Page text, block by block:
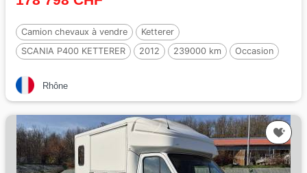
Camion chevaux à vendre
Ketterer
SCANIA P400 KETTERER
2012 239000 km
Occasion
Rhône